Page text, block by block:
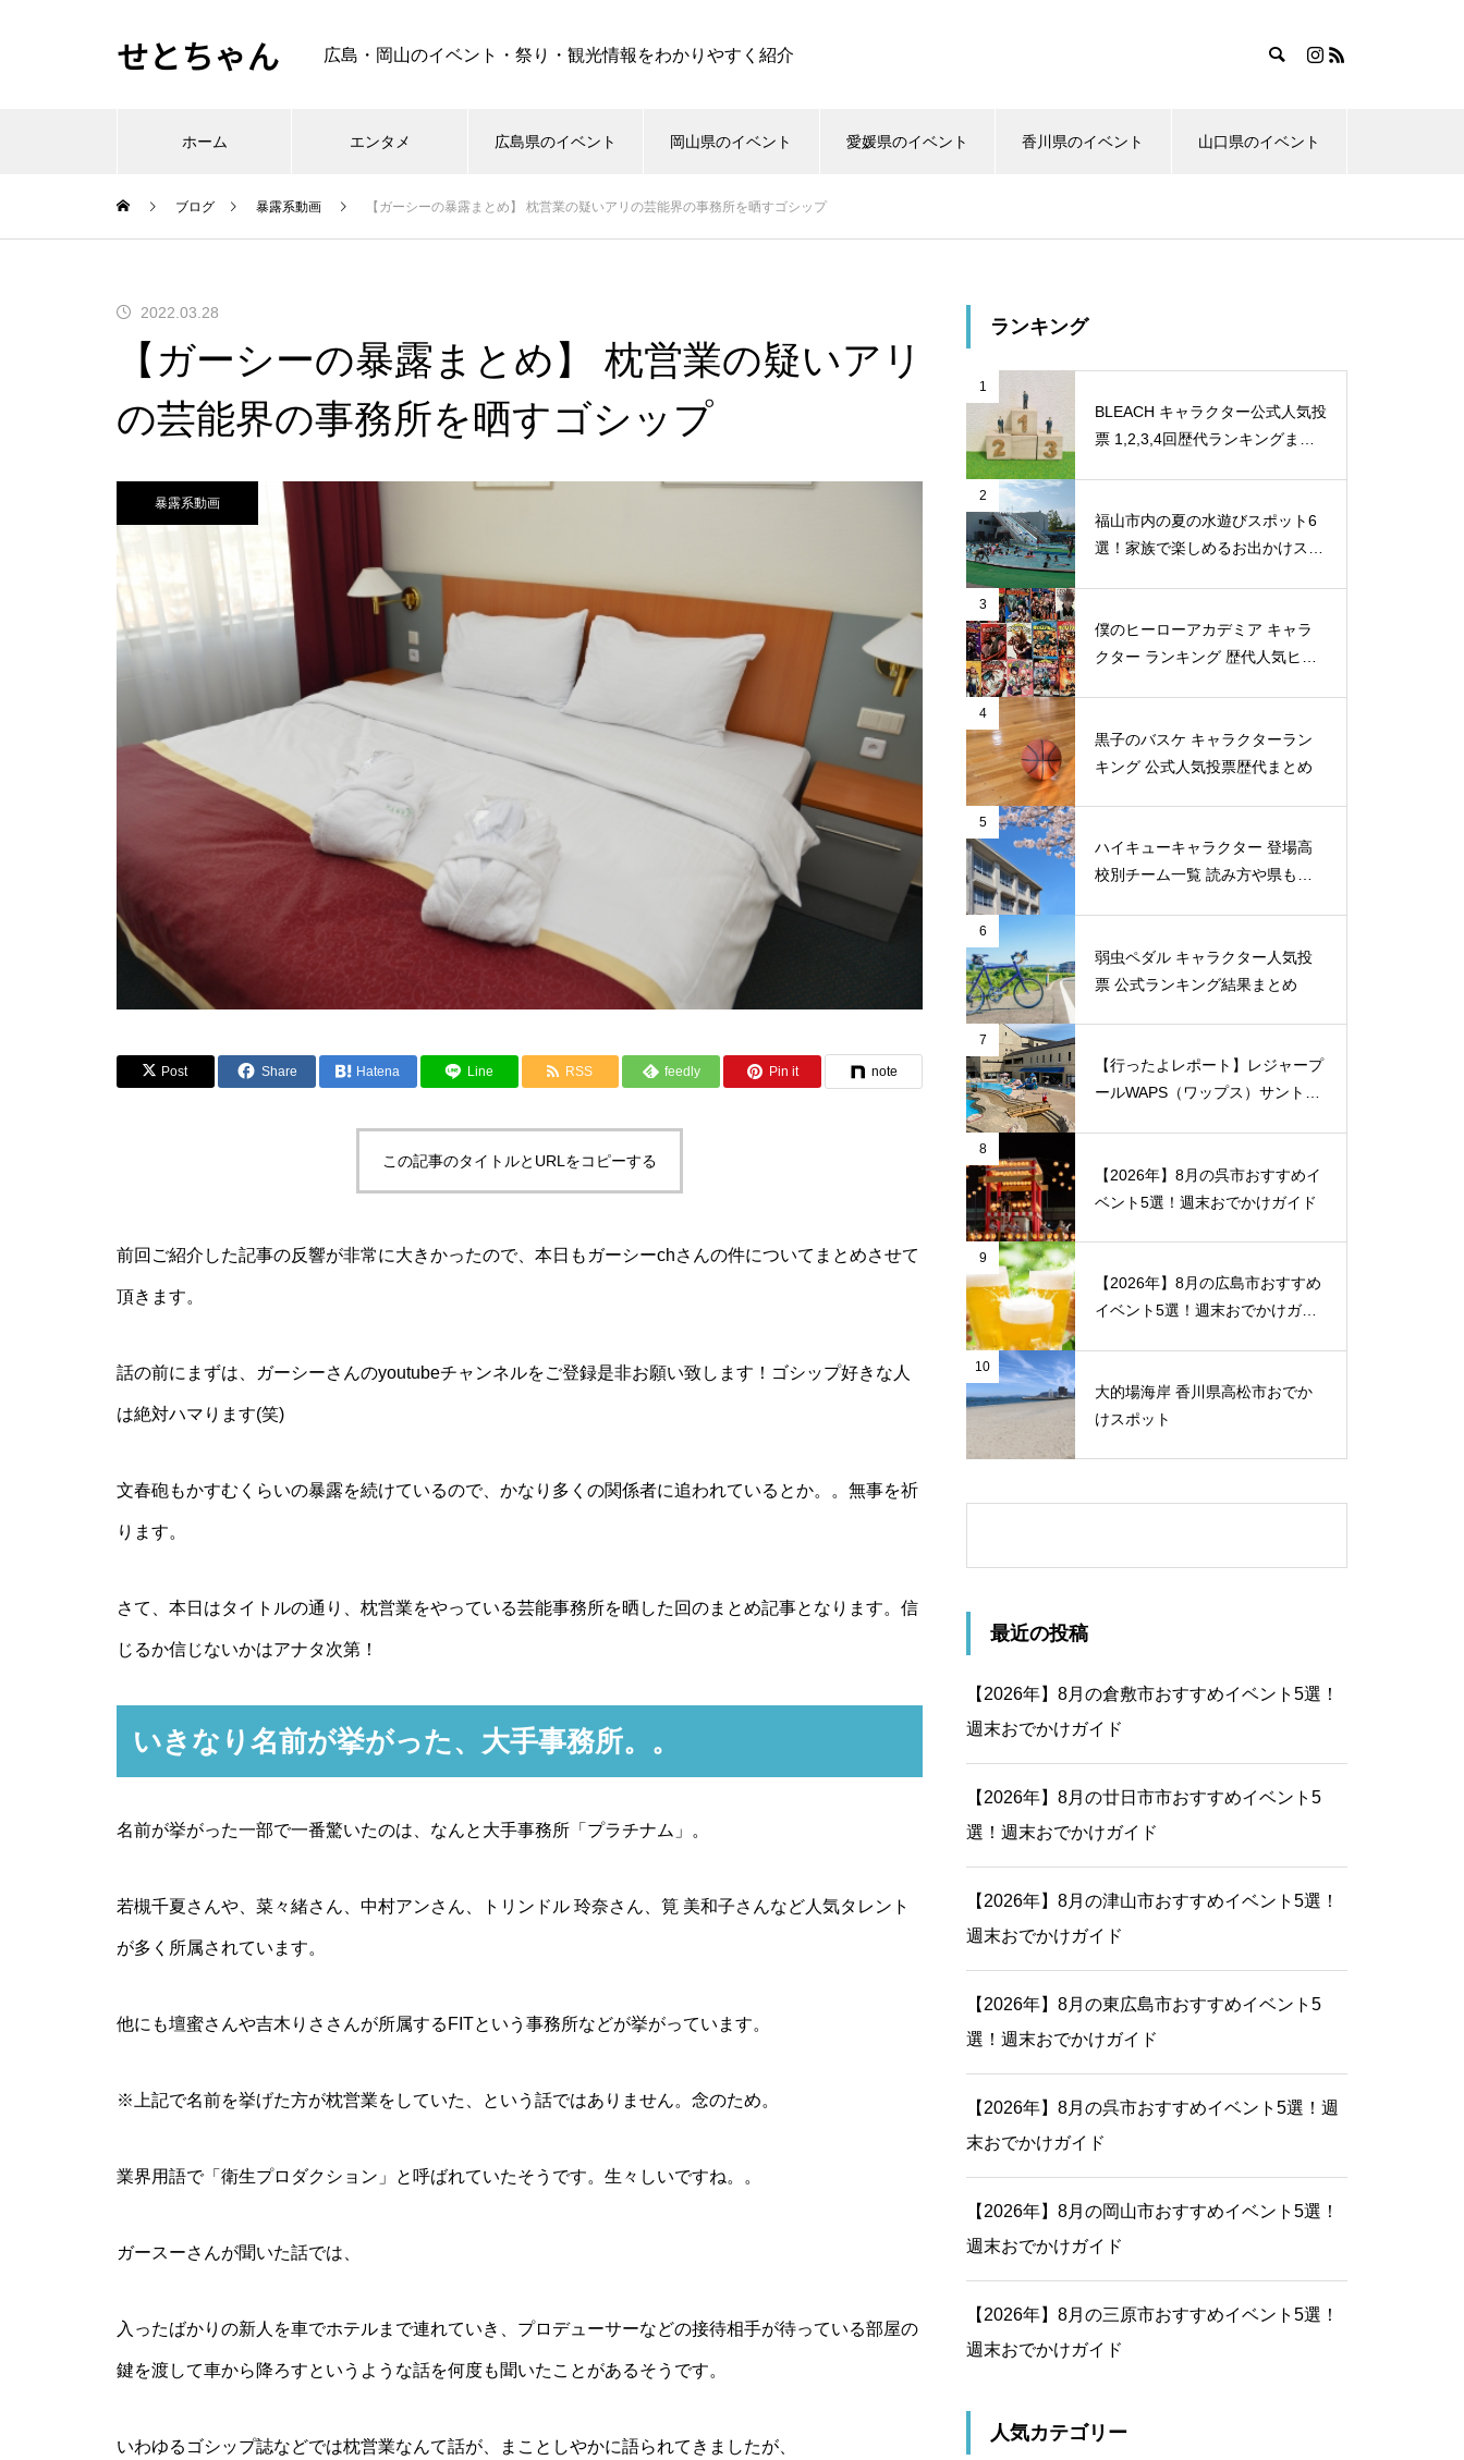
せとちゃん 広島・岡山のイベント・祭り・観光情報をわかりやすく紹介
ホーム エンタメ 広島県のイベント 岡山県のイベント 愛媛県のイベント 香川県のイベント 山口県のイベント
ブログ 暴露系動画 【ガーシーの暴露まとめ】 枕営業の疑いアリの芸能界の事務所を晒すゴシップ
2022.03.28
【ガーシーの暴露まとめ】 枕営業の疑いアリ
の芸能界の事務所を晒すゴシップ
暴露系動画
Post Share Hatena Line RSS feedly Pin it note
この記事のタイトルとURLをコピーする
前回ご紹介した記事の反響が非常に大きかったので、本日もガーシーchさんの件についてまとめさせて
頂きます。
話の前にまずは、ガーシーさんのyoutubeチャンネルをご登録是非お願い致します！ゴシップ好きな人
は絶対ハマります(笑)
文春砲もかすむくらいの暴露を続けているので、かなり多くの関係者に追われているとか。。無事を祈
ります。
さて、本日はタイトルの通り、枕営業をやっている芸能事務所を晒した回のまとめ記事となります。信
じるか信じないかはアナタ次第！
いきなり名前が挙がった、大手事務所。。
名前が挙がった一部で一番驚いたのは、なんと大手事務所「プラチナム」。
若槻千夏さんや、菜々緒さん、中村アンさん、トリンドル 玲奈さん、筧 美和子さんなど人気タレント
が多く所属されています。
他にも壇蜜さんや吉木りささんが所属するFITという事務所などが挙がっています。
※上記で名前を挙げた方が枕営業をしていた、という話ではありません。念のため。
業界用語で「衛生プロダクション」と呼ばれていたそうです。生々しいですね。。
ガースーさんが聞いた話では、
入ったばかりの新人を車でホテルまで連れていき、プロデューサーなどの接待相手が待っている部屋の
鍵を渡して車から降ろすというような話を何度も聞いたことがあるそうです。
いわゆるゴシップ誌などでは枕営業なんて話が、まことしやかに語られてきましたが、
ランキング
1
BLEACH キャラクター公式人気投
票 1,2,3,4回歴代ランキングまと
2
福山市内の夏の水遊びスポット6
選！家族で楽しめるお出かけスポ
3
僕のヒーローアカデミア キャラ
クター ランキング 歴代人気ヒー
4
黒子のバスケ キャラクターラン
キング 公式人気投票歴代まとめ
5
ハイキューキャラクター 登場高
校別チーム一覧 読み方や県もま
6
弱虫ペダル キャラクター人気投
票 公式ランキング結果まとめ
7
【行ったよレポート】レジャープ
ールWAPS（ワップス）サントピ
8
【2026年】8月の呉市おすすめイ
ベント5選！週末おでかけガイド
9
【2026年】8月の広島市おすすめ
イベント5選！週末おでかけガイ
10
大的場海岸 香川県高松市おでか
けスポット
最近の投稿
【2026年】8月の倉敷市おすすめイベント5選！
週末おでかけガイド
【2026年】8月の廿日市市おすすめイベント5
選！週末おでかけガイド
【2026年】8月の津山市おすすめイベント5選！
週末おでかけガイド
【2026年】8月の東広島市おすすめイベント5
選！週末おでかけガイド
【2026年】8月の呉市おすすめイベント5選！週
末おでかけガイド
【2026年】8月の岡山市おすすめイベント5選！
週末おでかけガイド
【2026年】8月の三原市おすすめイベント5選！
週末おでかけガイド
人気カテゴリー